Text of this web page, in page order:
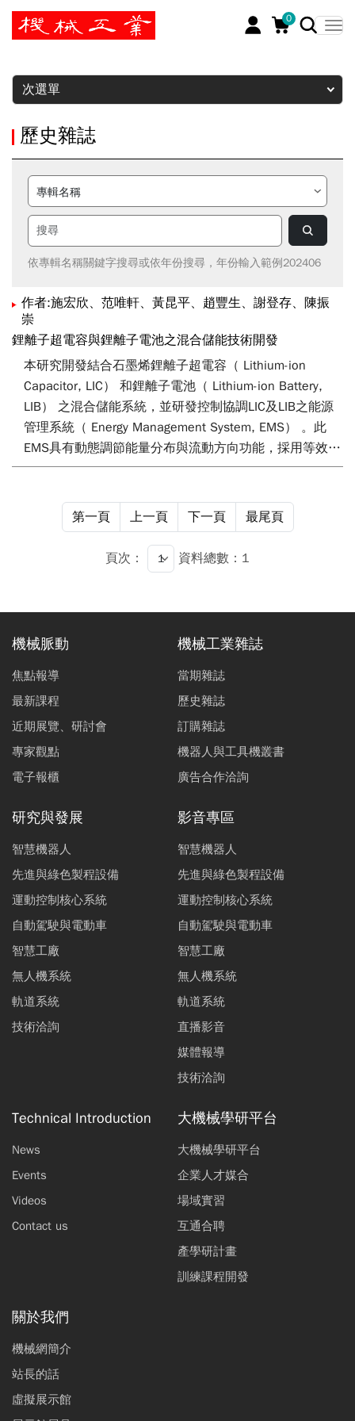
0
暫停
次選單
歷史雜誌
依專輯名稱關鍵字搜尋或依年份搜尋，年份輸入範例202406
作者:施宏欣、范唯軒、黃昆平、趙豐生、謝登存、陳振
崇
鋰離子超電容與鋰離子電池之混合儲能技術開發
本研究開發結合石墨烯鋰離子超電容（ Lithium-ion
Capacitor, LIC） 和鋰離子電池（ Lithium-ion Battery,
LIB） 之混合儲能系統，並研發控制協調LIC及LIB之能源
管理系統（ Energy Management System, EMS） 。此
EMS具有動態調節能量分布與流動方向功能，採用等效能
耗最小化策略（ Equivalent Consumption Minimization
能量變動，再經由LIB持續提供能量之需求，使LIC及LIB發
揮最大作用。由於使用LIC可降低LIB對瞬間電流變化負
荷，則可延長LIB的壽命。藉由發揮LIC的輔助功能，可以
增加綠電能（ 風能/太陽能） 的儲存，達到節能減碳之目
第一頁 上一頁 下一頁 最尾頁
頁次： 資料總數：1
機械脈動
焦點報導
最新課程
近期展覽、研討會
專家觀點
電子報櫃
機械工業雜誌
當期雜誌
歷史雜誌
訂購雜誌
機器人與工具機叢書
廣告合作洽詢
研究與發展
智慧機器人
先進與綠色製程設備
運動控制核心系統
自動駕駛與電動車
智慧工廠
無人機系統
軌道系統
技術洽詢
影音專區
智慧機器人
先進與綠色製程設備
運動控制核心系統
自動駕駛與電動車
智慧工廠
無人機系統
軌道系統
直播影音
媒體報導
技術洽詢
Technical Introduction
News
Events
Videos
Contact us
大機械學研平台
大機械學研平台
企業人才媒合
場域實習
互通合聘
產學研計畫
訓練課程開發
關於我們
機械網簡介
站長的話
虛擬展示館